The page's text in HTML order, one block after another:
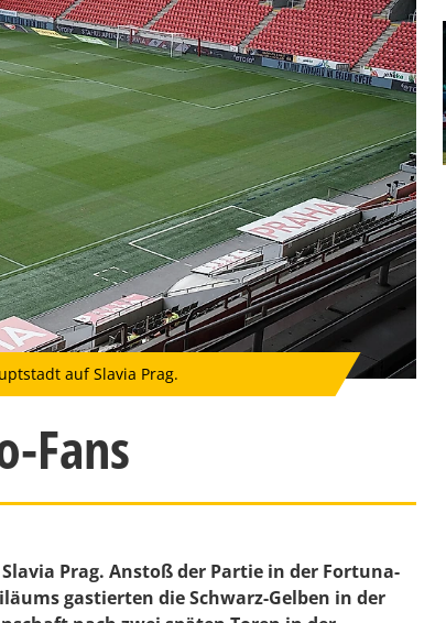
auf Slavia Prag.
Fans
Prag. Anstoß der Partie in der Fortuna-
gastierten die Schwarz-Gelben in der